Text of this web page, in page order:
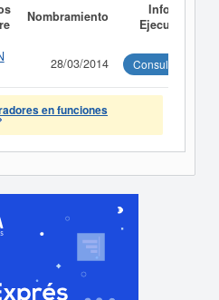
Nombramiento
Informe
Ejecutivo
28/03/2014 Consultar
en funciones